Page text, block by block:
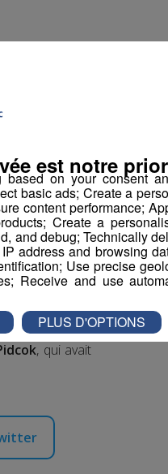
se rendront
tel sport.
avant
24 août au
, qui avait
on your consent
basic ads; Create a
content performance;
Create a
and debug; Technically
address and browsing
Use precise
Receive and use
est notre
PLUS D'OPTIONS